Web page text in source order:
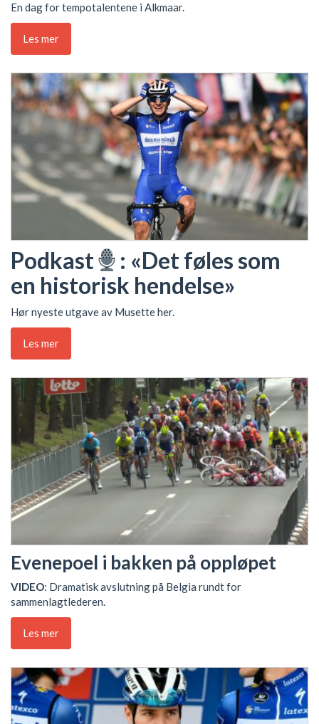
En dag for tempotalentene i Alkmaar.
Les mer
Podkast
: «Det føles som
en historisk hendelse»
Hør nyeste utgave av Musette her.
Les mer
Evenepoel i bakken på oppløpet
VIDEO: Dramatisk avslutning på Belgia rundt for
sammenlagtlederen.
Les mer